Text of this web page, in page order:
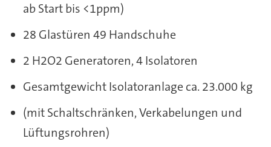
ab Start bis <1ppm)
28 Glastüren 49 Handschuhe
2 H2O2 Generatoren, 4 Isolatoren
Gesamtgewicht Isolatoranlage ca. 23.000 kg
(mit Schaltschränken, Verkabelungen und
Lüftungsrohren)